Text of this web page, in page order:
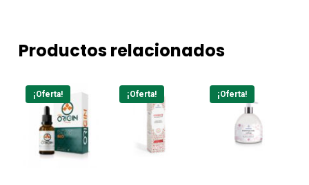
Productos relacionados
¡Oferta! ¡Oferta! ¡Oferta!